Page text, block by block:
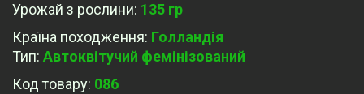
Урожай з рослини: 135 гр
Країна походження: Голландія
Тип: Автоквітучий фемінізований
Код товару: 086